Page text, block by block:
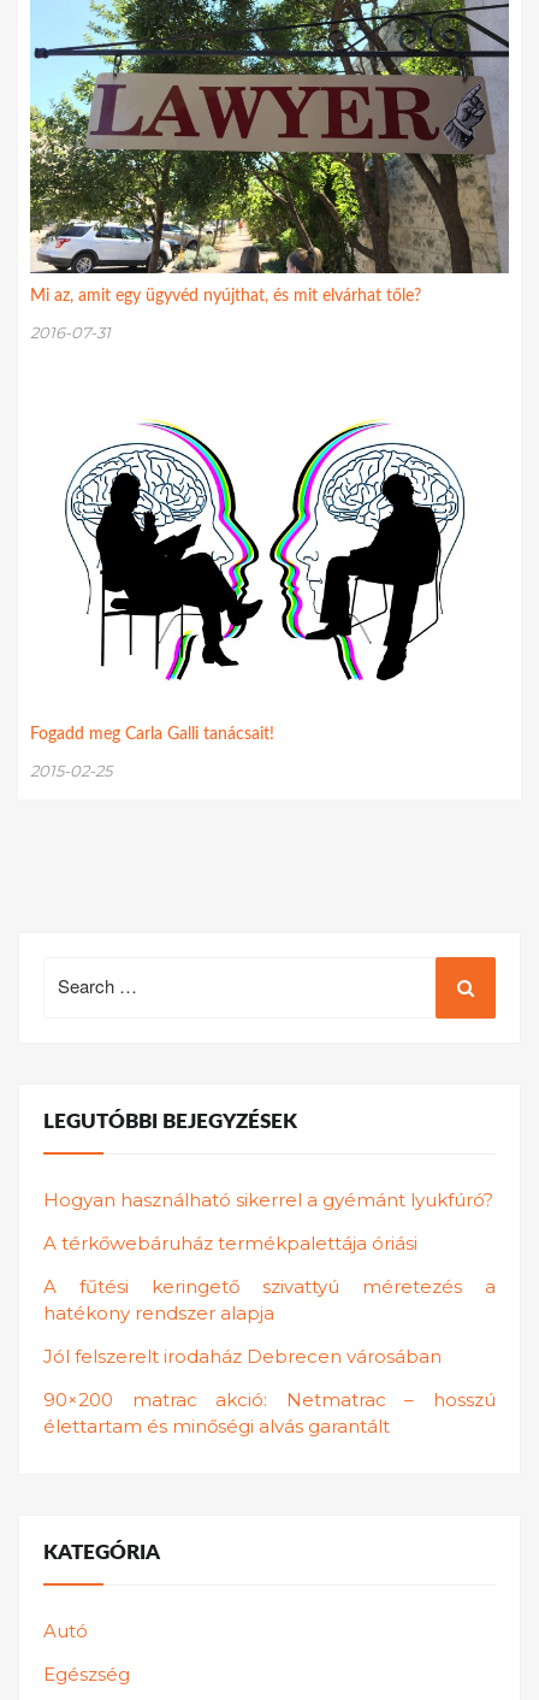
Mi az, amit egy ügyvéd nyújthat, és mit elvárhat tőle?
2016-07-31
Fogadd meg Carla Galli tanácsait!
2015-02-25
for:
LEGUTÓBBI BEJEGYZÉSEK
Hogyan használható sikerrel a gyémánt lyukfúró?
A térkőwebáruház termékpalettája óriási
A fűtési keringető szivattyú méretezés a
hatékony rendszer alapja
Jól felszerelt irodaház Debrecen városában
90×200 matrac akció: Netmatrac – hosszú
élettartam és minőségi alvás garantált
KATEGÓRIA
Autó
Egészség